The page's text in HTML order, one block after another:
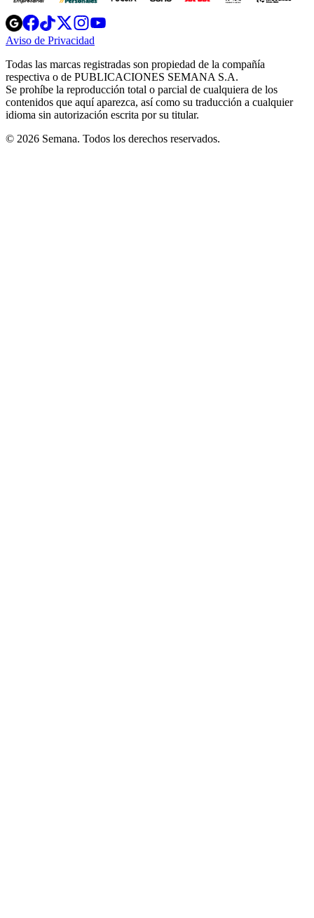
Opens
in
new
Opens
in
new
Opens
in
new
window
Opens
new
windowwindow
Aviso de Privacidad
new
window
Todas las marcas registradas son propiedad de la compañía
respectiva o de PUBLICACIONES SEMANA S.A.
Se prohíbe la reproducción total o parcial de cualquiera de los
contenidos que aquí aparezca, así como su traducción a cualquier
idioma sin autorización escrita por su titular.
© 2026 Semana. Todos los derechos reservados.